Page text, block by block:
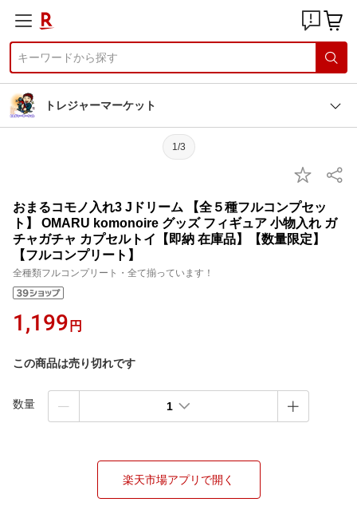
トレジャーマーケット
1/3
おまるコモノ入れ3 Jドリーム 【全５種フルコンプセッ
ト】 OMARU komonoire グッズ フィギュア 小物入れ ガ
チャガチャ カプセルトイ【即納 在庫品】【数量限定】
【フルコンプリート】
全種類フルコンプリート・全て揃っています！
1,199 円
この商品は売り切れです
数量 1
楽天市場アプリで開く